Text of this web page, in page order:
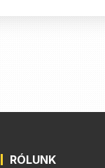
RÓLUNK